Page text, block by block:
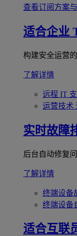
查看订阅方案
适合企业
构建安全运营
了解详情
远程 IT
运营技术
实时故障
后台自动修复
了解详情
终端设备
终端设备
适合互联